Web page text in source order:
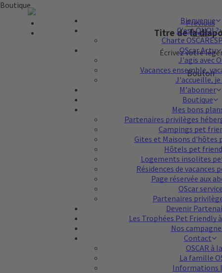
Bienvenue
C'est QUOI ?
Charte
OScar Actu
J'agis avec
Vacances ensemble,
J'accueille,
M'abonner
Boutique
Mes bons
Partenaires privilèges
Campings pet
Gites et Maisons d'hôtes
Hôtels pet
Logements insolites
Résidences de vacances
Page réservée aux
OScar
Partenaires
Devenir
Les Trophées Pet Friendly
Nos
Contact
OSCAR à
La famille
Informations
Boutique
Titre de la
Écrivez votre
Bouton
Titre de la
Écrivez votre
Bouton
Titre de la
Écrivez votre
Bouton
Titre de la
Écrivez votre
Bouton
Previous
Next